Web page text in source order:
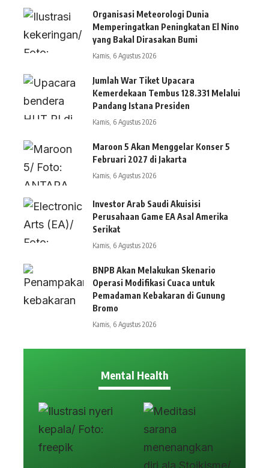
Organisasi Meteorologi Dunia
Memperingatkan Peningkatan El Nino
yang Bakal Dirasakan Bumi
Kamis, 6 Agustus 2026
Jumlah War Tiket Upacara
Kemerdekaan Tembus 128.331 Melalui
Pandang Istana Presiden
Kamis, 6 Agustus 2026
Maroon 5 Akan Menggelar Konser 5
Februari 2027 di Jakarta
Kamis, 6 Agustus 2026
Investor Arab Saudi Akuisisi
Perusahaan Game EA Asal Amerika
Serikat
Kamis, 6 Agustus 2026
BNPB Akan Melakukan Skenario
Operasi Modifikasi Cuaca untuk
Pemadaman Kebakaran di Gunung
Bromo
Kamis, 6 Agustus 2026
Mental Health